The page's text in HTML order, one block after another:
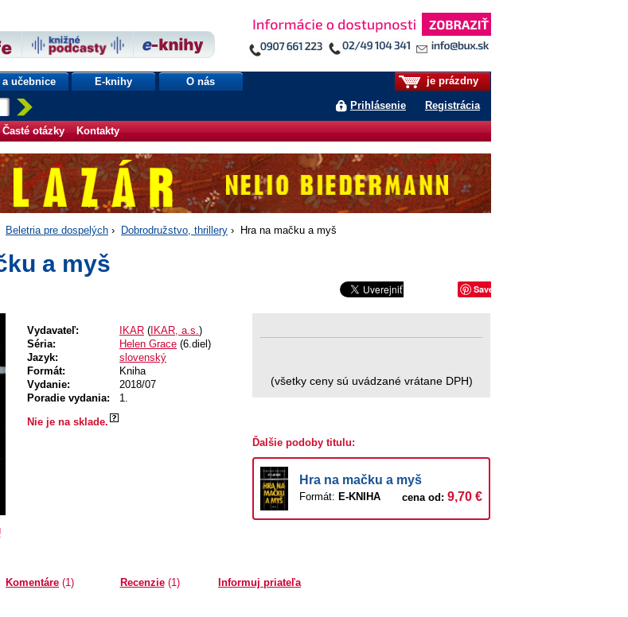
je prázdny
Prihlásenie Registrácia
učebnice E-knihy O nás
Časté otázky Kontakty
Beletria pre dospelých › Dobrodružstvo, thrillery › Hra na mačku a myš
a myš
Save
Vydavateľ: IKAR ( IKAR, a.s.)
Séria:
Helen Grace (6.diel)
Jazyk:
slovenský
Formát:
Kniha
Vydanie:
2018/07
Poradie vydania:
1.
Nie je na sklade.
(všetky ceny sú uvádzané vrátane DPH)
Ďalšie podoby titulu:
Hra na mačku a myš
Formát: E-KNIHA cena od: 9,70 €
Komentáre (1) Recenzie(1) Informuj priateľa